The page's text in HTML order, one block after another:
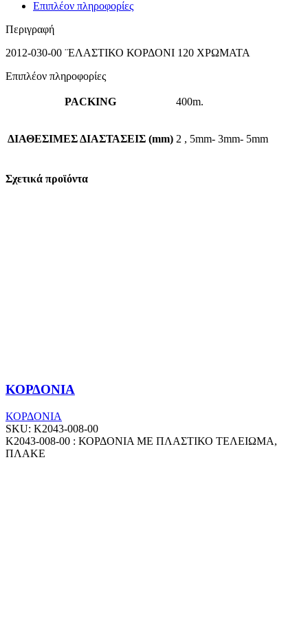
Επιπλέον πληροφορίες
Περιγραφή
2012-030-00 ¨ΕΛΑΣΤΙΚΟ ΚΟΡΔΟΝΙ 120 ΧΡΩΜΑΤΑ
Επιπλέον πληροφορίες
PACKING 400m.
ΔΙΑΘΕΣΙΜΕΣ ΔΙΑΣΤΑΣΕΙΣ (mm) 2 , 5mm- 3mm- 5mm
Σχετικά προϊόντα
ΚΟΡΔΟΝΙΑ
ΚΟΡΔΟΝΙΑ
SKU: Κ2043-008-00
Κ2043-008-00 : ΚΟΡΔΟΝΙΑ ΜΕ ΠΛΑΣΤΙΚΟ ΤΕΛΕΙΩΜΑ,
ΠΛΑΚΕ